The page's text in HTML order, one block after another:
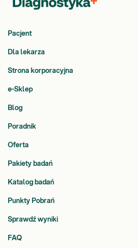
Pacjent
Dla lekarza
Strona korporacyjna
e-Sklep
Blog
Poradnik
Oferta
Pakiety badań
Katalog badań
Punkty Pobrań
Sprawdź wyniki
FAQ